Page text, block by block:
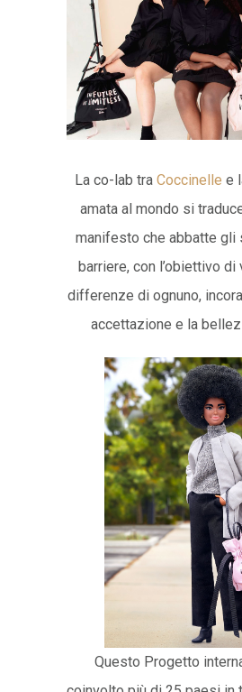
La co-lab tra Coccinelle e
amata al mondo si
manifesto che abbatte gli
barriere, con l’obiettivo
differenze di ognuno,
accettazione e la
Questo Progetto